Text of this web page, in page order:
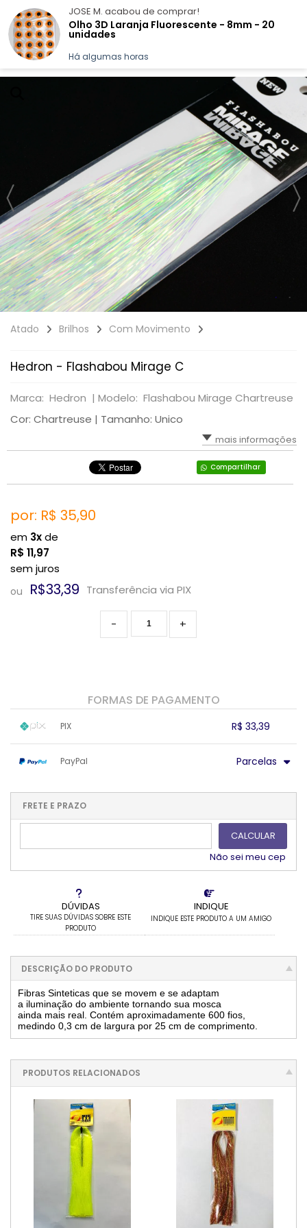
marcelozurml@gmail.com (19) 99542-4072
Atado Brilhos Com Movimento
Hedron - Flashabou Mirage C
Marca: Hedron | Modelo: Flashabou Mirage Chartreuse
Cor: Chartreuse | Tamanho: Unico
mais informações
Compartilhar
DÚVIDAS
TIRE SUAS DÚVIDAS SOBRE ESTE
PRODUTO
INDIQUE
INDIQUE ESTE PRODUTO A UM AMIGO
por: R$ 35,90
em 3xde
R$ 11,97
sem juros
ou R$33,39 Transferência via PIX
+
-
FORMAS DE PAGAMENTO
PIX R$ 33,39
.
PayPal Parcelas
2x sem juros de R$ 17,95
3x sem juros de R$ 11,97
...
FRETE E PRAZO
CALCULAR
Não sei meu cep
DESCRIÇÃO DO PRODUTO
Fibras Sinteticas que se movem e se adaptam
a iluminação do ambiente tornando sua mosca
ainda mais real. Contém aproximadamente 600 fios,
medindo 0,3 cm de largura por 25 cm de comprimento.
PRODUTOS RELACIONADOS
JOSE M. acabou de comprar!
Olho 3D Laranja Fluorescente - 8mm - 20
unidades
Há algumas horas